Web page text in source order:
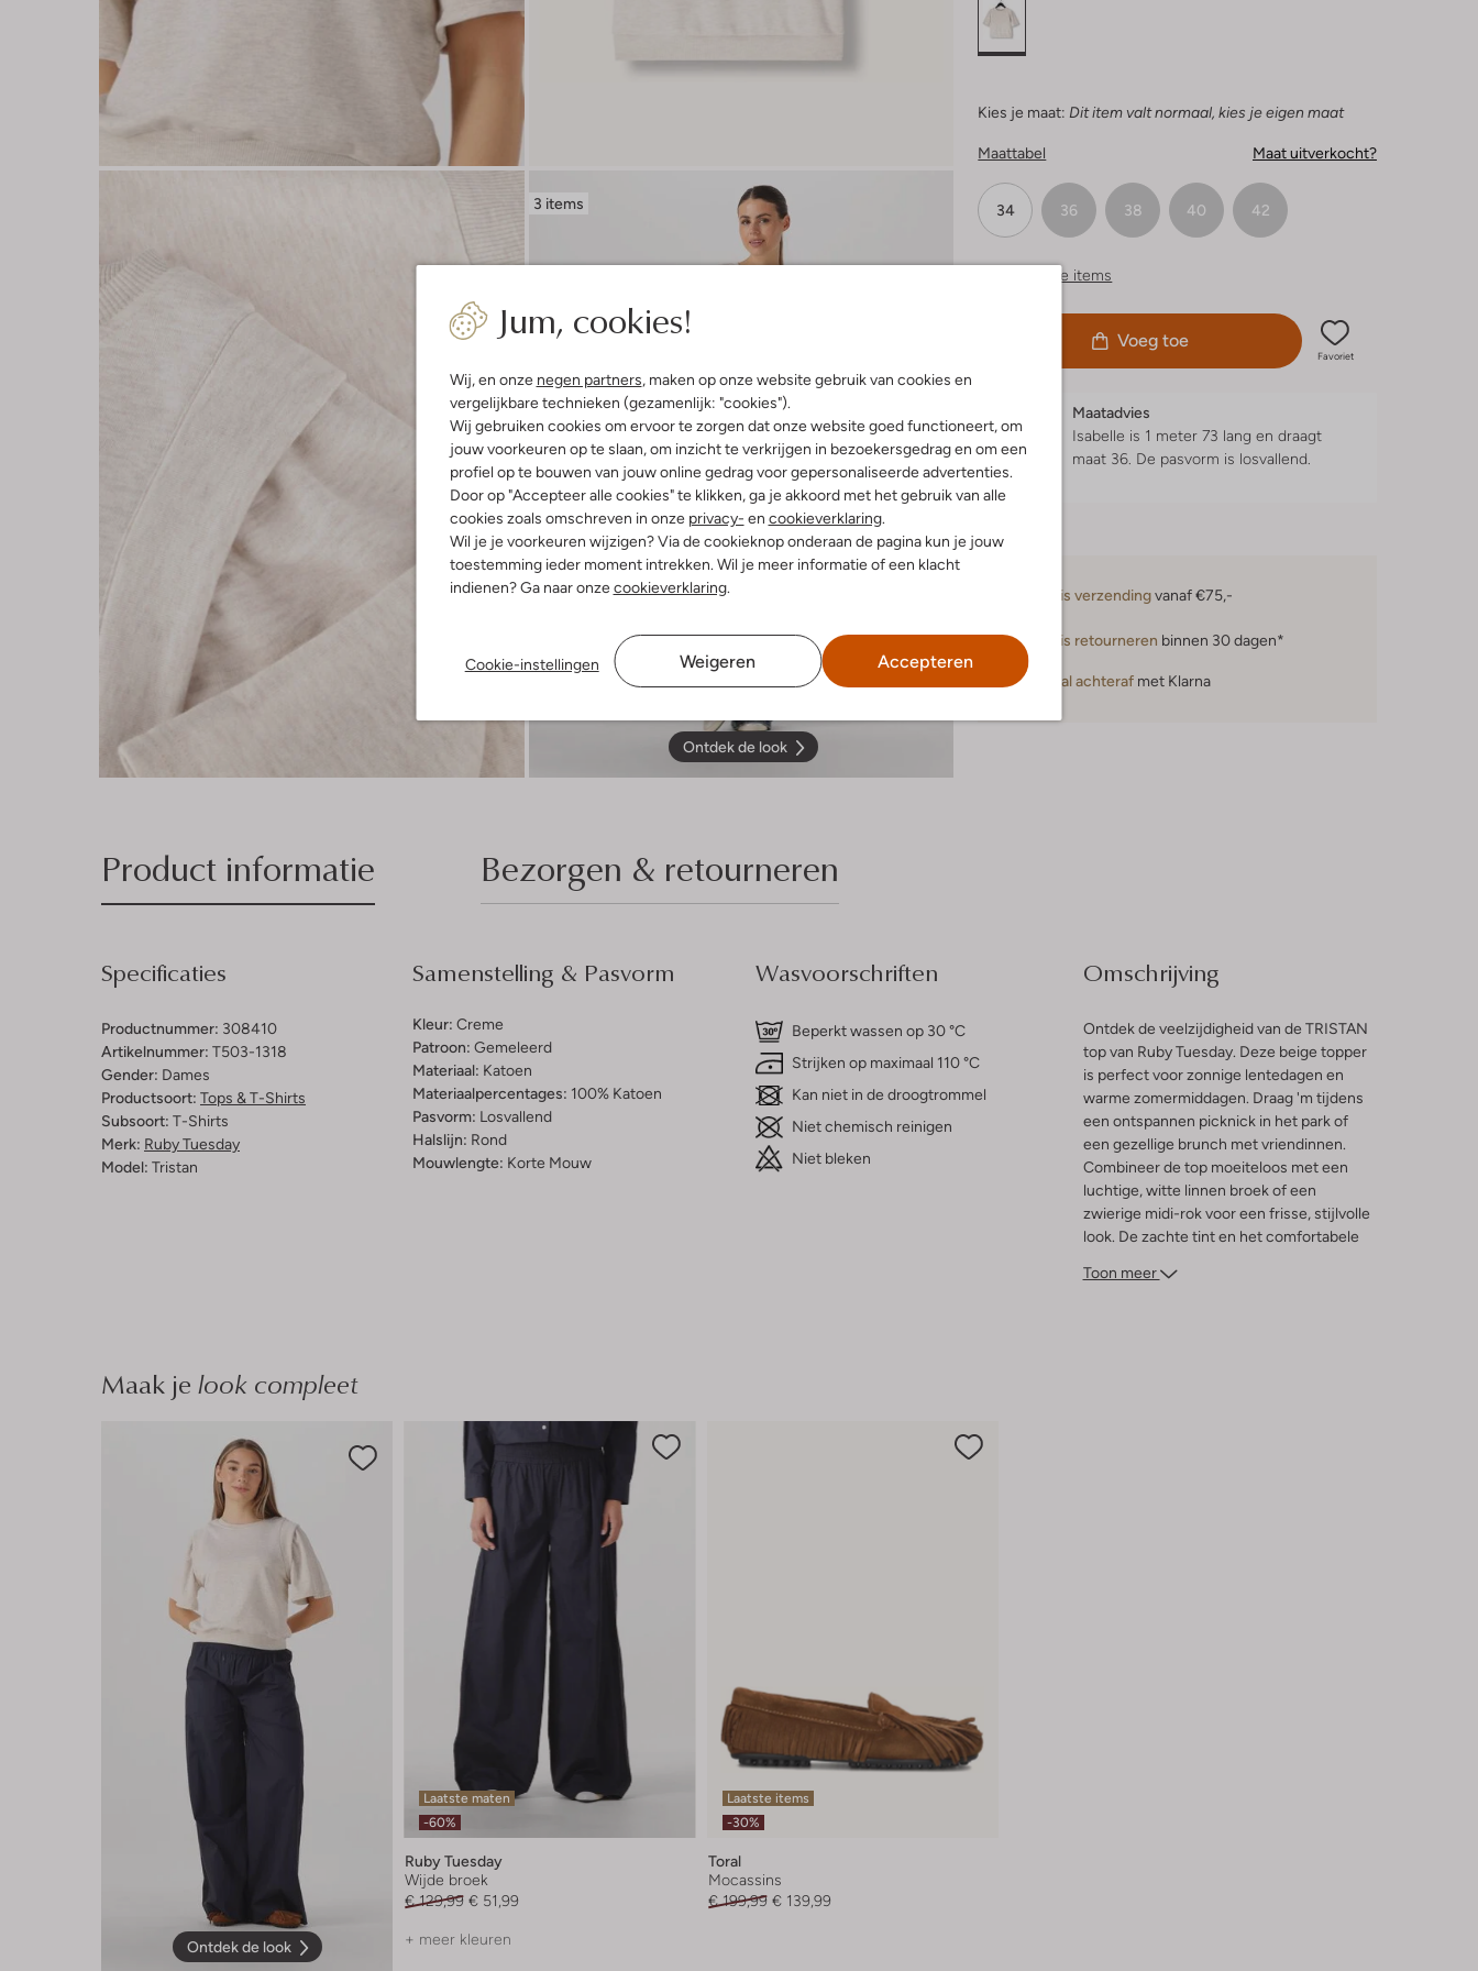
Jum, cookies!
Wij, en onze negen partners, maken op onze website gebruik van cookies en
vergelijkbare technieken (gezamenlijk: "cookies").
Wij gebruiken cookies om ervoor te zorgen dat onze website goed functioneert, om
jouw voorkeuren op te slaan, om inzicht te verkrijgen in bezoekersgedrag en om een
profiel op te bouwen van jouw online gedrag voor gepersonaliseerde advertenties.
Door op "Accepteer alle cookies" te klikken, ga je akkoord met het gebruik van alle
cookies zoals omschreven in onze privacy- en cookieverklaring.
Wil je je voorkeuren wijzigen? Via de cookieknop onderaan de pagina kun je jouw
toestemming ieder moment intrekken. Wil je meer informatie of een klacht
indienen? Ga naar onzecookieverklaring.
Cookie-instellingen Weigeren Accepteren
3 items
Ontdek de look
Kies je maat: Dit item valt normaal, kies je eigen maat
Maattabel Maat uitverkocht?
34 36 38 40 42
Vergelijkbare items
Voeg toe
Favoriet
Maatadvies
Isabelle is 1 meter 73 lang en draagt
maat 36. De pasvorm is losvallend.
Gratis verzendingvanaf €75,-
Gratis retourneren binnen 30 dagen*
Betaal achteraf met Klarna
Product informatie Bezorgen & retourneren
Specificaties
Productnummer: 308410
Artikelnummer: T503-1318
Gender: Dames
Productsoort: Tops & T-Shirts
Subsoort: T-Shirts
Merk: Ruby Tuesday
Model: Tristan
Samenstelling & Pasvorm
Kleur: Creme
Patroon: Gemeleerd
Materiaal: Katoen
Materiaalpercentages: 100% Katoen
Pasvorm: Losvallend
Halslijn: Rond
Mouwlengte: Korte Mouw
Wasvoorschriften
Beperkt wassen op 30 °C
Strijken op maximaal 110 °C
Kan niet in de droogtrommel
Niet chemisch reinigen
Niet bleken
Omschrijving
Ontdek de veelzijdigheid van de TRISTAN
top van Ruby Tuesday. Deze beige topper
is perfect voor zonnige lentedagen en
warme zomermiddagen. Draag 'm tijdens
een ontspannen picknick in het park of
een gezellige brunch met vriendinnen.
Combineer de top moeiteloos met een
luchtige, witte linnen broek of een
zwierige midi-rok voor een frisse, stijlvolle
look. De zachte tint en het comfortabele
garderobe. Laat je inspireren door de
Toon meer
Maak je look compleet
Ontdek de look
Laatste maten
-60%
Ruby Tuesday
Wijde broek
€ 129,99 € 51,99
+ meer kleuren
Laatste items
-30%
Toral
Mocassins
€ 199,99 € 139,99